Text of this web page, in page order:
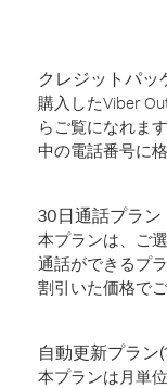
クレジットパッ
購入したViber
らご覧になれま
中の電話番号に
30日通話プラン
本プランは、ご
通話ができるプ
割引いた価格で
自動更新プラン
本プランは月単